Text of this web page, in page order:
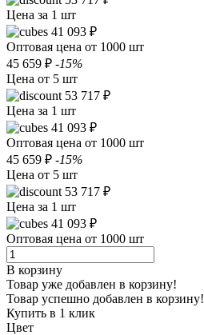
Цена за 1 шт
41 093 ₽
Оптовая цена от 1000 шт
45 659 ₽ -15%
Цена от 5 шт
53 717 ₽
Цена за 1 шт
41 093 ₽
Оптовая цена от 1000 шт
45 659 ₽ -15%
Цена от 5 шт
53 717 ₽
Цена за 1 шт
41 093 ₽
Оптовая цена от 1000 шт
В корзину
Товар уже добавлен в корзину!
Товар успешно добавлен в корзину!
Купить в 1 клик
Цвет